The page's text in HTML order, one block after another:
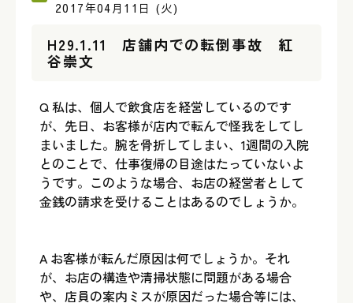
2017年04月11日 (火)
H29.1.11 店舗内での転倒事故 紅
谷崇文
Q 私は、個人で飲食店を経営しているのです
が、先日、お客様が店内で転んで怪我をしてし
まいました。腕を骨折してしまい、1週間の入院
とのことで、仕事復帰の目途はたっていないよ
うです。このような場合、お店の経営者として
金銭の請求を受けることはあるのでしょうか。
A お客様が転んだ原因は何でしょうか。それ
が、お店の構造や清掃状態に問題がある場合
や、店員の案内ミスが原因だった場合等には、